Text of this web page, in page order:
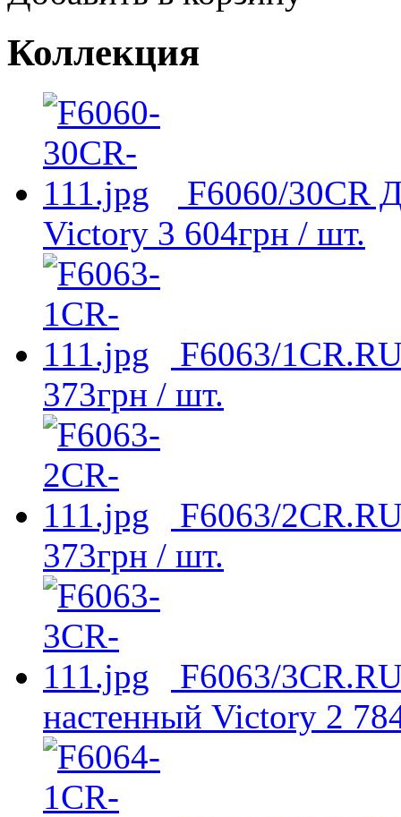
Коллекция
F6060/30CR
Victory 3 604грн / шт.
F6063/
373грн / шт.
F6063/
373грн / шт.
F6063/
настенный Victory 2